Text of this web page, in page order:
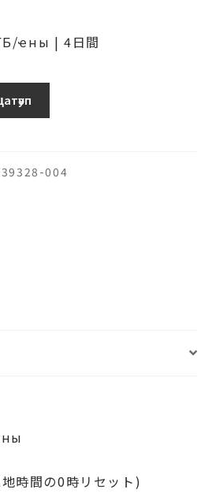
ҽны | 4日間
004
時間の0時リセット)